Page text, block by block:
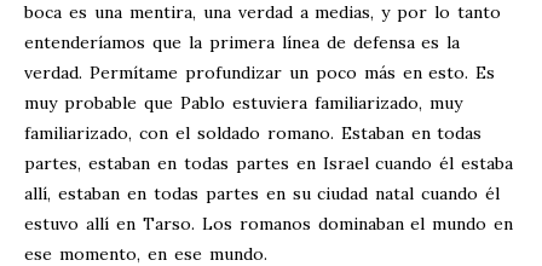
boca es una mentira, una verdad a medias, y por lo tanto
entenderíamos que la primera línea de defensa es la
verdad. Permítame profundizar un poco más en esto. Es
muy probable que Pablo estuviera familiarizado, muy
familiarizado, con el soldado romano. Estaban en todas
partes, estaban en todas partes en Israel cuando él estaba
allí, estaban en todas partes en su ciudad natal cuando él
estuvo allí en Tarso. Los romanos dominaban el mundo en
ese momento, en ese mundo.